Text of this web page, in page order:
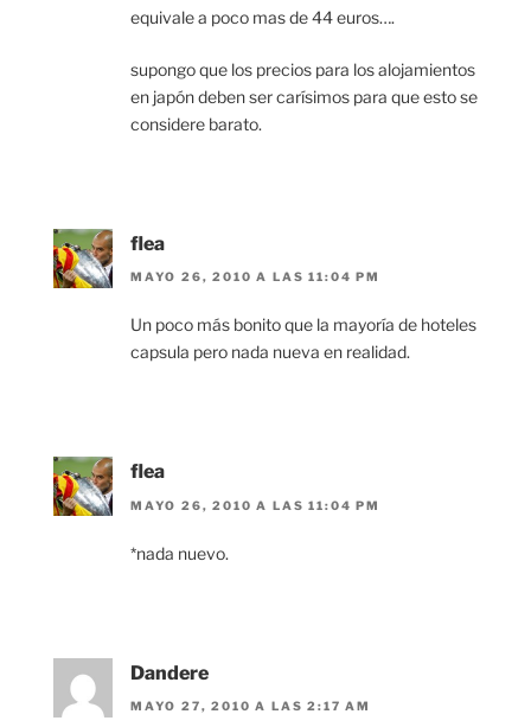
equivale a poco mas de 44 euros….
supongo que los precios para los alojamientos
en japón deben ser carísimos para que esto se
considere barato.
flea
MAYO 26, 2010 A LAS 11:04 PM
Un poco más bonito que la mayoría de hoteles
capsula pero nada nueva en realidad.
flea
MAYO 26, 2010 A LAS 11:04 PM
*nada nuevo.
Dandere
MAYO 27, 2010 A LAS 2:17 AM